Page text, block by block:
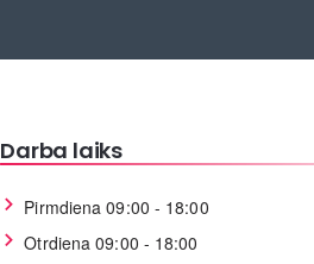
Darba laiks
Pirmdiena 09:00 - 18:00
Otrdiena 09:00 - 18:00